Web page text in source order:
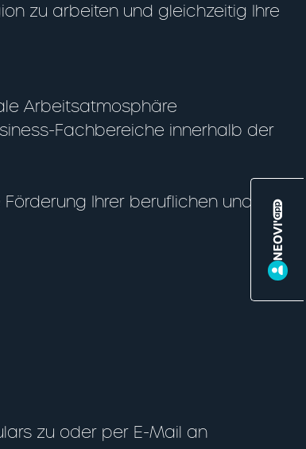
zu arbeiten und gleichzeitig Ihre
Arbeitsatmosphäre
Fachbereiche innerhalb der
Ihrer beruflichen und
zu oder per E-Mail an